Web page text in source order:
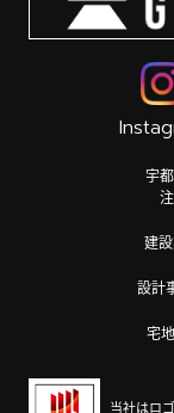
宇
建
設計
宅
当社はロ